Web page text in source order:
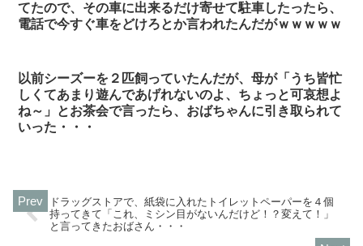
てたので、その車に出来るだけ寄せて駐車したったら、
電話で今すぐ車をどけろとか言われたんだがｗｗｗｗｗ
以前シーズーを２匹飼っていたんだが、母が「うち皆忙
しくてあまり遊んであげれないのよ、ちょっと可哀想よ
ね～」とお茶会で言ったら、おばちゃんに引き取られて
いった・・・
ドラッグストアで、紙袋に入れたトイレットペーパーを４個
持ってきて「これ、ミシン目がないんだけど！？変えて！」
と言ってきたおばさん・・・